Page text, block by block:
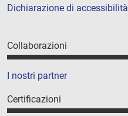
Dichiarazione di accessibilità
Collaborazioni
I nostri partner
Certificazioni